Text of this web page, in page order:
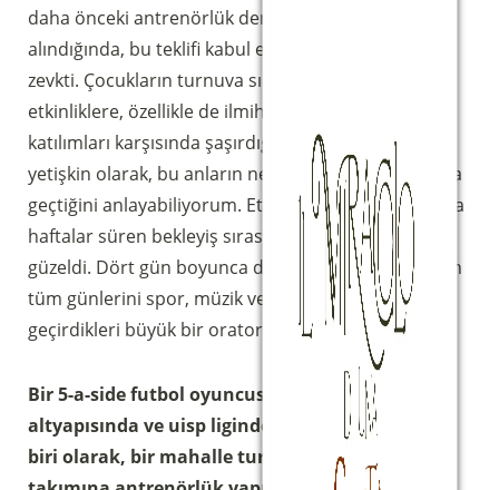
daha önceki antrenörlük deneyimim göz önüne
alındığında, bu teklifi kabul etmek benim için bir
zevkti. Çocukların turnuva sırasında önerilen tüm
etkinliklere, özellikle de ilmihal ve tapınma anlarına
katılımları karşısında şaşırdığımı söylemeliyim. Bir
yetişkin olarak, bu anların ne kadar büyük bir lütufla
geçtiğini anlayabiliyorum. Etkinlik sırasında ve ayrıca
haftalar süren bekleyiş sırasında atmosfer çok
güzeldi. Dört gün boyunca devam eden ve gençlerin
tüm günlerini spor, müzik ve ruhanilik arasında
geçirdikleri büyük bir oratoryo vardı.
Bir 5-a-side futbol oyuncusu, köy takımınızın
altyapısında ve uisp liginde antrenörlük yapmış
biri olarak, bir mahalle turnuvasında bir kadın